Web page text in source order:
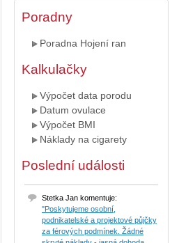
Poradny
Poradna Hojení ran
Kalkulačky
Výpočet data porodu
Datum ovulace
Výpočet BMI
Náklady na cigarety
Poslední události
Stetka Jan komentuje:
"Poskytujeme osobní,
podnikatelské a projektové půjčky
za férových podmínek. Žádné